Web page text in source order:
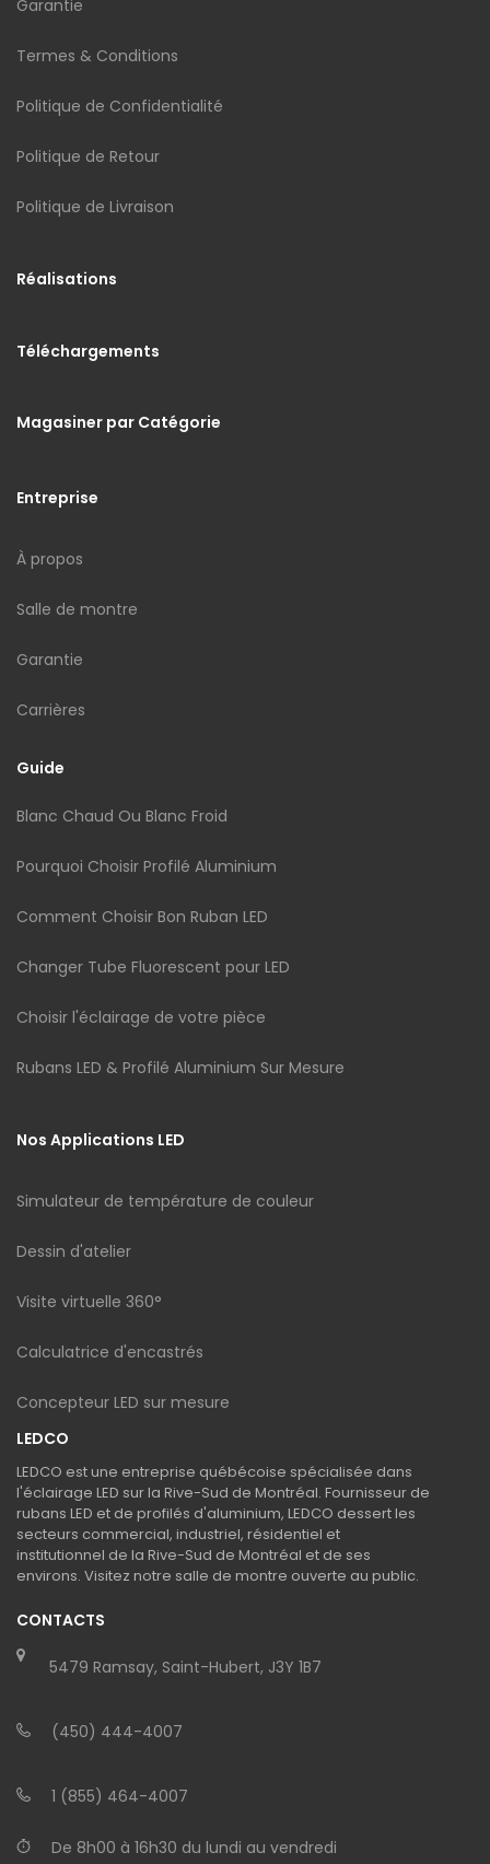
Garantie
Termes & Conditions
Politique de Confidentialité
Politique de Retour
Politique de Livraison
Réalisations
Téléchargements
Magasiner par Catégorie
Entreprise
À propos
Salle de montre
Garantie
Carrières
Guide
Blanc Chaud Ou Blanc Froid
Pourquoi Choisir Profilé Aluminium
Comment Choisir Bon Ruban LED
Changer Tube Fluorescent pour LED
Choisir l'éclairage de votre pièce
Rubans LED & Profilé Aluminium Sur Mesure
Nos Applications LED
Simulateur de température de couleur
Dessin d'atelier
Visite virtuelle 360°
Calculatrice d'encastrés
Concepteur LED sur mesure
LEDCO
LEDCO est une entreprise québécoise spécialisée dans
l'éclairage LED sur la Rive-Sud de Montréal. Fournisseur de
rubans LED et de profilés d'aluminium, LEDCO dessert les
secteurs commercial, industriel, résidentiel et
institutionnel de la Rive-Sud de Montréal et de ses
environs. Visitez notre salle de montre ouverte au public.
CONTACTS
5479 Ramsay, Saint-Hubert, J3Y 1B7
(450) 444-4007
1 (855) 464-4007
De 8h00 à 16h30 du lundi au vendredi